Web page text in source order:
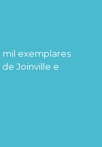
mil exemplares
Joinville e